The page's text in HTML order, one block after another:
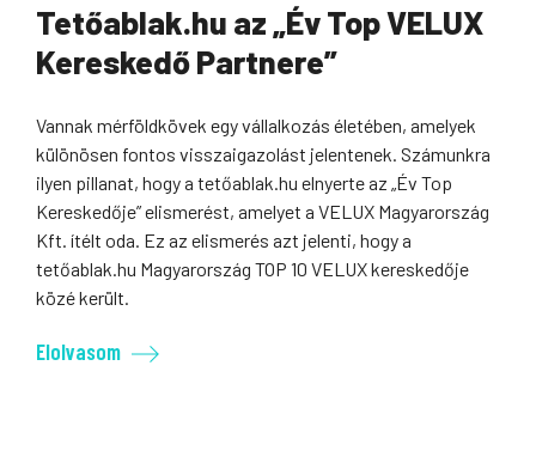
Tetőablak.hu az „Év Top VELUX
Kereskedő Partnere”
Vannak mérföldkövek egy vállalkozás életében, amelyek
különösen fontos visszaigazolást jelentenek. Számunkra
ilyen pillanat, hogy a tetőablak.hu elnyerte az „Év Top
Kereskedője” elismerést, amelyet a VELUX Magyarország
Kft. ítélt oda. Ez az elismerés azt jelenti, hogy a
tetőablak.hu Magyarország TOP 10 VELUX kereskedője
közé került.
Elolvasom